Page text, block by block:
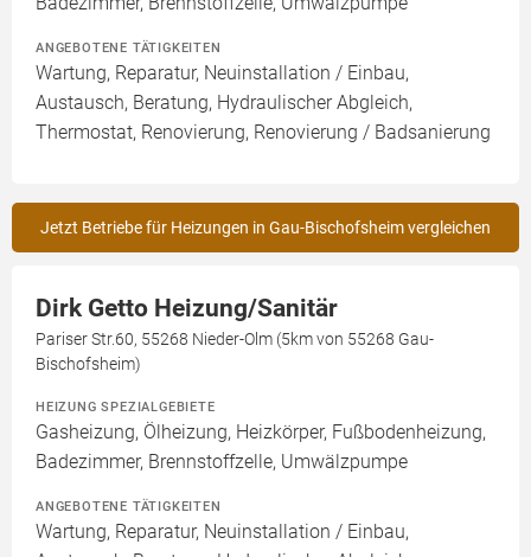
ANGEBOTENE TÄTIGKEITEN
Wartung, Reparatur, Neuinstallation / Einbau,
Austausch, Beratung, Hydraulischer Abgleich,
Thermostat, Renovierung, Renovierung / Badsanierung
Jetzt Betriebe für Heizungen in Gau-Bischofsheim vergleichen
Dirk Getto Heizung/Sanitär
Pariser Str.60, 55268 Nieder-Olm (5km von 55268 Gau-
Bischofsheim)
HEIZUNG SPEZIALGEBIETE
Gasheizung, Ölheizung, Heizkörper, Fußbodenheizung,
Badezimmer, Brennstoffzelle, Umwälzpumpe
ANGEBOTENE TÄTIGKEITEN
Wartung, Reparatur, Neuinstallation / Einbau,